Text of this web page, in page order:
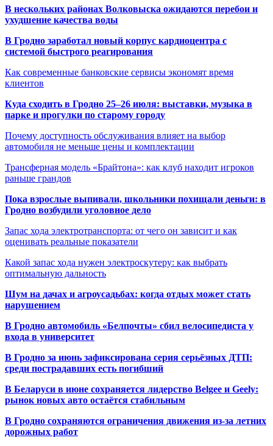
В нескольких районах Волковыска ожидаются перебои и
ухудшение качества воды
В Гродно заработал новый корпус кардиоцентра с
системой быстрого реагирования
Как современные банковские сервисы экономят время
клиентов
Куда сходить в Гродно 25–26 июля: выставки, музыка в
парке и прогулки по старому городу
Почему доступность обслуживания влияет на выбор
автомобиля не меньше цены и комплектации
Трансферная модель «Брайтона»: как клуб находит игроков
раньше грандов
Пока взрослые выпивали, школьники похищали деньги: в
Гродно возбудили уголовное дело
Запас хода электротранспорта: от чего он зависит и как
оценивать реальные показатели
Какой запас хода нужен электроскутеру: как выбрать
оптимальную дальность
Шум на дачах и агроусадьбах: когда отдых может стать
нарушением
В Гродно автомобиль «Белпочты» сбил велосипедиста у
входа в университет
В Гродно за июнь зафиксирована серия серьёзных ДТП:
среди пострадавших есть погибший
В Беларуси в июне сохраняется лидерство Belgee и Geely:
рынок новых авто остаётся стабильным
В Гродно сохраняются ограничения движения из-за летних
дорожных работ